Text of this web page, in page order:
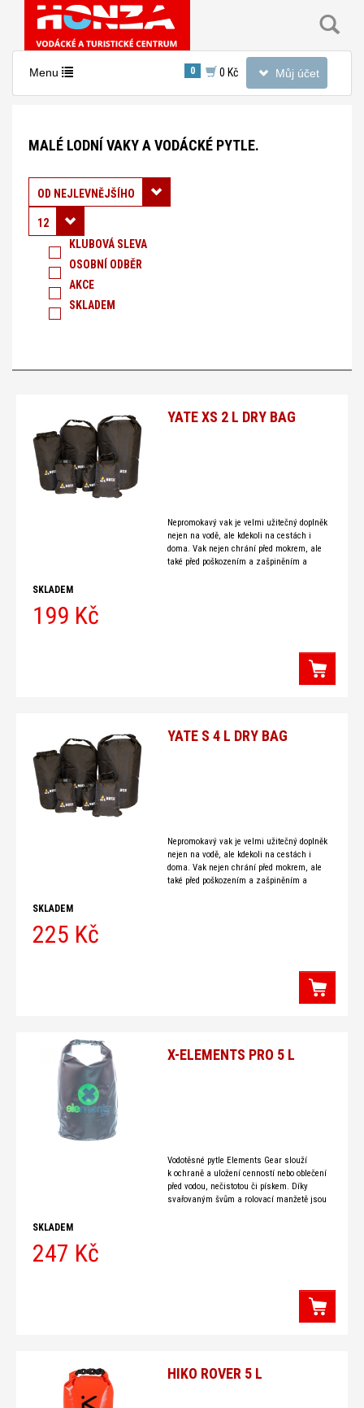
Toggle
navigation
Můj účet
Toggle
Menu 0 0 Kč
Malé
lodní
vaky
vodácké
MALÉ LODNÍ VAKY A VODÁCKÉ PYTLE.
Řadit podle:
OD NEJLEVNĚJŠÍHO
12
KLUBOVÁ SLEVA
OSOBNÍ ODBĚR
AKCE
SKLADEM
YATE XS 2 L DRY BAG
Nepromokavý vak je velmi užitečný doplněk
nejen na vodě, ale kdekoli na cestách i
doma. Vak nejen chrání před mokrem, ale
také před poškozením a zašpiněním a
SKLADEM
199 Kč
YATE S 4 L DRY BAG
Nepromokavý vak je velmi užitečný doplněk
nejen na vodě, ale kdekoli na cestách i
doma. Vak nejen chrání před mokrem, ale
také před poškozením a zašpiněním a
SKLADEM
225 Kč
X-ELEMENTS PRO 5 L
Vodotěsné pytle Elements Gear slouží
k ochraně a uložení cenností nebo oblečení
před vodou, nečistotou či pískem. Díky
svařovaným švům a rolovací manžetě jsou
SKLADEM
247 Kč
HIKO ROVER 5 L